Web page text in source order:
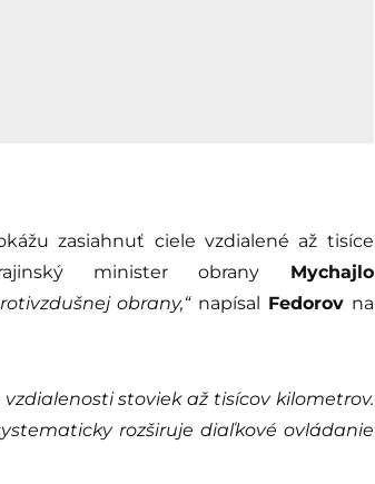
zasiahnuť ciele vzdialené až tisíce
minister obrany Mychajlo
obrany,“napísal Fedorovna
stoviek až tisícov kilometrov.
rozširuje diaľkové ovládanie